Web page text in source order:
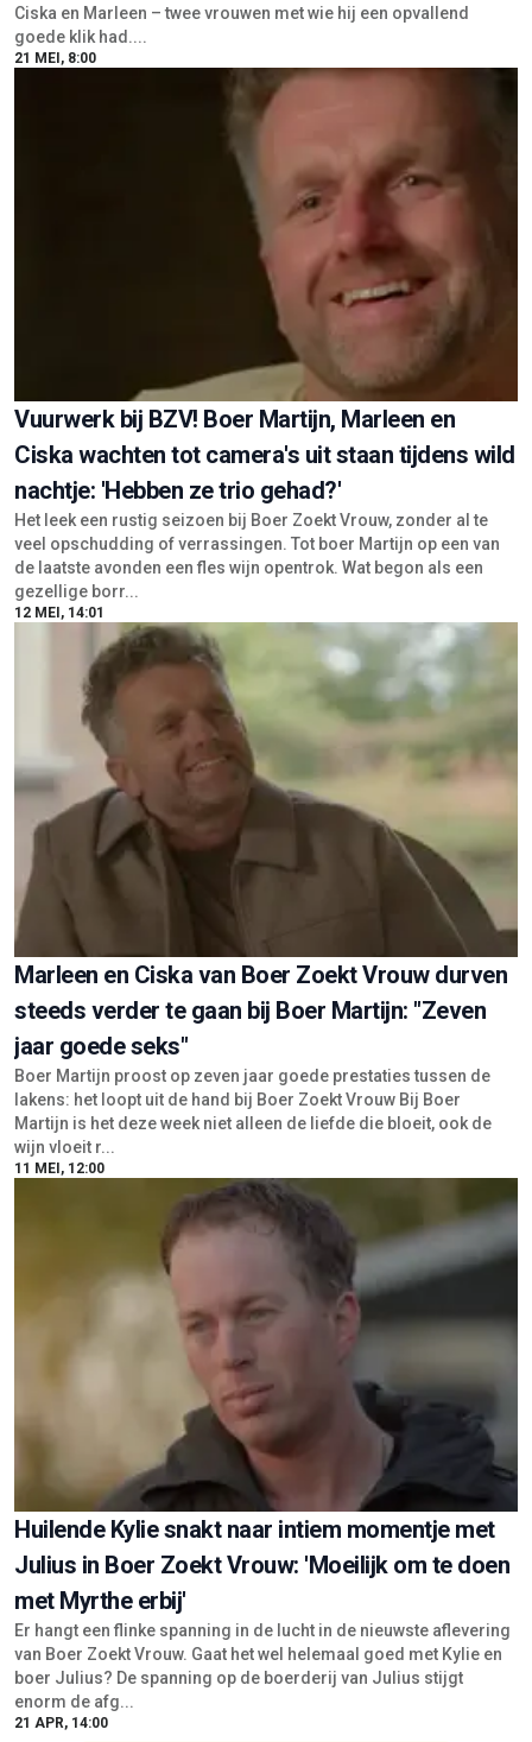
Ciska en Marleen – twee vrouwen met wie hij een opvallend
goede klik had....
21 MEI, 8:00
Vuurwerk bij BZV! Boer Martijn, Marleen en
Ciska wachten tot camera's uit staan tijdens wild
nachtje: 'Hebben ze trio gehad?'
Het leek een rustig seizoen bij Boer Zoekt Vrouw, zonder al te
veel opschudding of verrassingen. Tot boer Martijn op een van
de laatste avonden een fles wijn opentrok. Wat begon als een
gezellige borr...
12 MEI, 14:01
Marleen en Ciska van Boer Zoekt Vrouw durven
steeds verder te gaan bij Boer Martijn: "Zeven
jaar goede seks"
Boer Martijn proost op zeven jaar goede prestaties tussen de
lakens: het loopt uit de hand bij Boer Zoekt Vrouw Bij Boer
Martijn is het deze week niet alleen de liefde die bloeit, ook de
wijn vloeit r...
11 MEI, 12:00
Huilende Kylie snakt naar intiem momentje met
Julius in Boer Zoekt Vrouw: 'Moeilijk om te doen
met Myrthe erbij'
Er hangt een flinke spanning in de lucht in de nieuwste aflevering
van Boer Zoekt Vrouw. Gaat het wel helemaal goed met Kylie en
boer Julius? De spanning op de boerderij van Julius stijgt
enorm de afg...
21 APR, 14:00